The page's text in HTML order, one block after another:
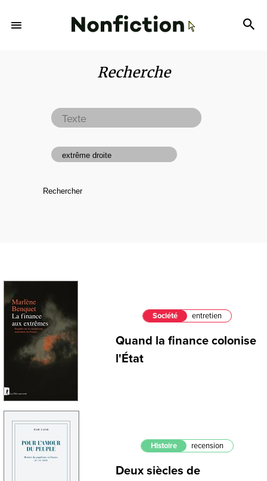
Recherche
Société entretien
Quand la finance colonise
l'État
Histoire recension
Deux siècles de